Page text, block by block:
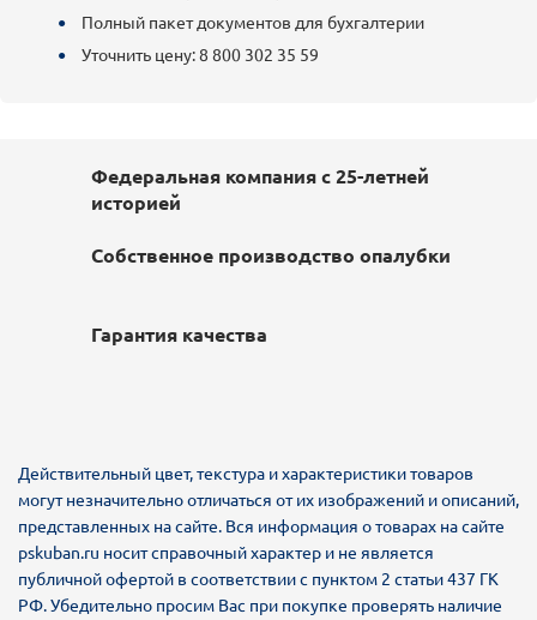
Полный пакет документов для бухгалтерии
Уточнить цену: 8 800 302 35 59
Федеральная компания с 25-летней
историей
Собственное производство опалубки
Гарантия качества
Действительный цвет, текстура и характеристики товаров
могут незначительно отличаться от их изображений и описаний,
представленных на сайте. Вся информация о товарах на сайте
pskuban.ru носит справочный характер и не является
публичной офертой в соответствии с пунктом 2 статьи 437 ГК
РФ. Убедительно просим Вас при покупке проверять наличие